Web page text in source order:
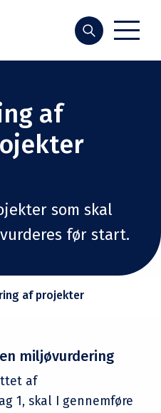
Søg
af
som skal
før start.
af projekter
miljøvurdering
af
1, skal I gennemføre